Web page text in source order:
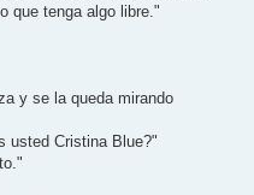
que tenga algo libre."
y se la queda mirando
usted Cristina Blue?"